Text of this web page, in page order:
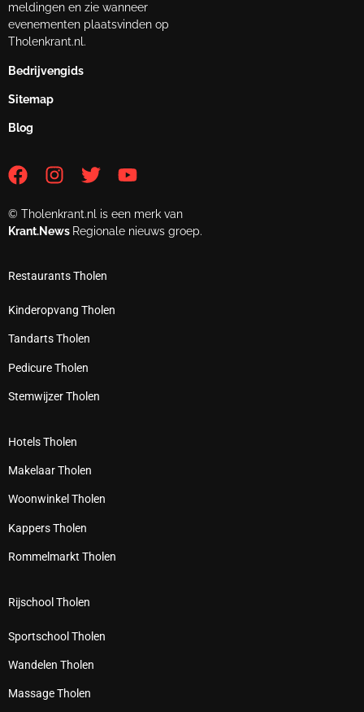
meldingen en zie wanneer
evenementen plaatsvinden op
Tholenkrant.nl.
Bedrijvengids
Sitemap
Blog
© Tholenkrant.nl is een merk van
Krant.News Regionale nieuws groep.
Restaurants Tholen
Kinderopvang Tholen
Tandarts Tholen
Pedicure Tholen
Stemwijzer Tholen
Hotels Tholen
Makelaar Tholen
Woonwinkel Tholen
Kappers Tholen
Rommelmarkt Tholen
Rijschool Tholen
Sportschool Tholen
Wandelen Tholen
Massage Tholen